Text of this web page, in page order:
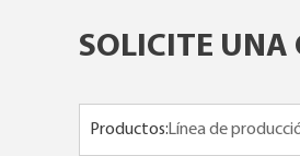
SOLICITE UNA
Productos: